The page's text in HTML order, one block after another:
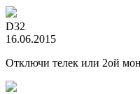
D32
16.06.2015
Отключи телек или 2ой